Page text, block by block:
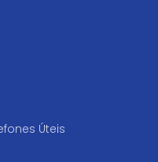
Úteis